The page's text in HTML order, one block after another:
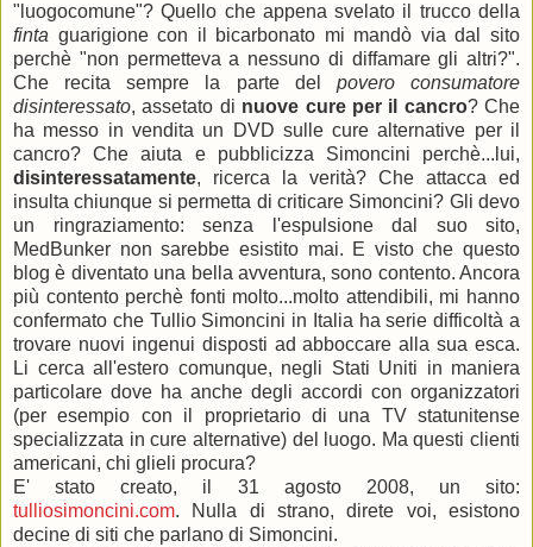
"luogocomune"? Quello che appena svelato il trucco della
finta guarigione con il bicarbonato mi mandò via dal sito
perchè "non permetteva a nessuno di diffamare gli altri?".
Che recita sempre la parte del povero consumatore
disinteressato, assetato di nuove cure per il cancro? Che
ha messo in vendita un DVD sulle cure alternative per il
cancro? Che aiuta e pubblicizza Simoncini perchè...lui,
disinteressatamente, ricerca la verità? Che attacca ed
insulta chiunque si permetta di criticare Simoncini? Gli devo
un ringraziamento: senza l'espulsione dal suo sito,
MedBunker non sarebbe esistito mai. E visto che questo
blog è diventato una bella avventura, sono contento. Ancora
più contento perchè fonti molto...molto attendibili, mi hanno
confermato che Tullio Simoncini in Italia ha serie difficoltà a
trovare nuovi ingenui disposti ad abboccare alla sua esca.
Li cerca all'estero comunque, negli Stati Uniti in maniera
particolare dove ha anche degli accordi con organizzatori
(per esempio con il proprietario di una TV statunitense
specializzata in cure alternative) del luogo. Ma questi clienti
americani, chi glieli procura?
E' stato creato, il 31 agosto 2008, un sito:
tulliosimoncini.com. Nulla di strano, direte voi, esistono
decine di siti che parlano di Simoncini.